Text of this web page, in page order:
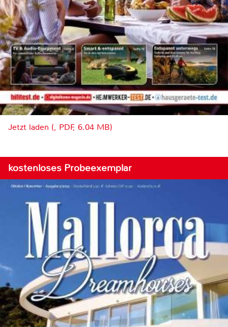
Jetzt laden (, PDF, 6.04 MB)
kostenloses Probeexemplar